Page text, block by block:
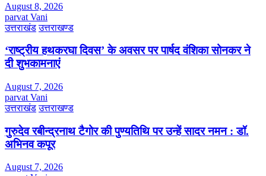
August 8, 2026
parvat Vani
उत्तराखंड उत्तराखण्ड
‘राष्ट्रीय हथकरघा दिवस’ के अवसर पर पार्षद वंशिका सोनकर ने
दी शुभकामनाएं
August 7, 2026
parvat Vani
उत्तराखंड उत्तराखण्ड
गुरुदेव रबीन्द्रनाथ टैगोर की पुण्यतिथि पर उन्हें सादर नमन : डॉ.
अभिनव कपूर
August 7, 2026